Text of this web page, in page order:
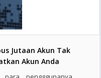
Jutaan Akun Tak
Akun Anda